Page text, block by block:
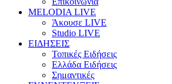
MELODIA LIVE
Άκουσε LIVE
Studio LIVE
ΕΙΔΗΣΕΙΣ
Τοπικές Ειδήσεις
Ελλάδα Ειδήσεις
Σημαντικές